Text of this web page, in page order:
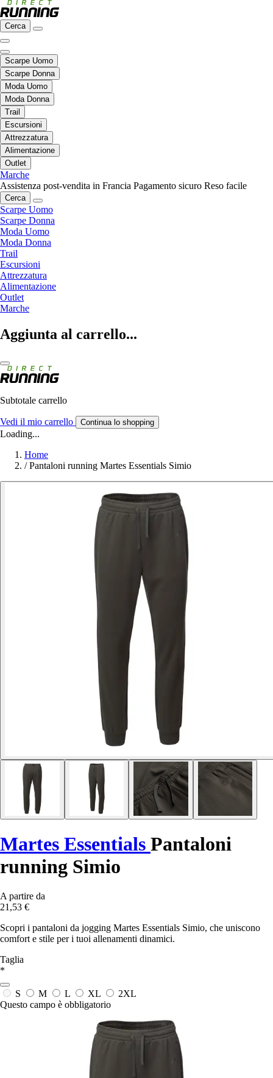
Cerca
Scarpe Uomo
Scarpe Donna
Moda Uomo
Moda Donna
Trail
Escursioni
Attrezzatura
Alimentazione
Outlet
Marche
Assistenza post-vendita in Francia Pagamento sicuro Reso facile
Cerca
Scarpe Uomo
Scarpe Donna
Moda Uomo
Moda Donna
Trail
Escursioni
Attrezzatura
Alimentazione
Outlet
Marche
Aggiunta al carrello...
Subtotale carrello
Vedi il mio carrello Continua lo shopping
Loading...
Home
/ Pantaloni running Martes Essentials Simio
Martes Essentials Pantaloni
running Simio
A partire da
21,53 €
Scopri i pantaloni da jogging Martes Essentials Simio, che uniscono
comfort e stile per i tuoi allenamenti dinamici.
Taglia
*
S M L XL
2XL
Questo campo è obbligatorio